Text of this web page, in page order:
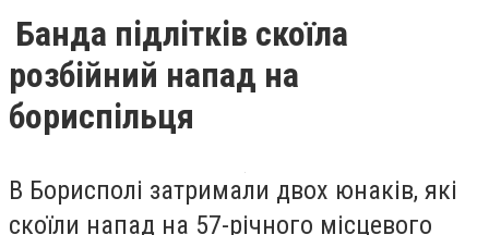
Банда підлітків скоїла
розбійний напад на
бориспільця
В Борисполі затримали двох юнаків, які
скоїли напад на 57-річного місцевого